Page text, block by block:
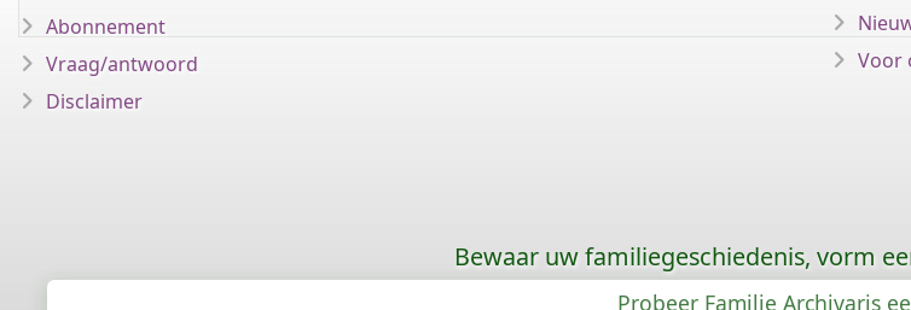
Abonnement
Vraag/antwoord
Disclaimer
Voor
Bewaar uw familiegeschiedenis, vorm
Probeer Familie Archivaris